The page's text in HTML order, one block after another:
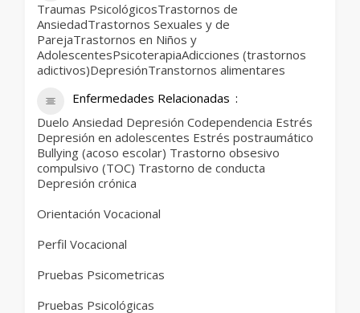
Traumas PsicológicosTrastornos de
AnsiedadTrastornos Sexuales y de
ParejaTrastornos en Niños y
AdolescentesPsicoterapiaAdicciones (trastornos
adictivos)DepresiónTranstornos alimentares
Enfermedades Relacionadas
Duelo Ansiedad Depresión Codependencia Estrés
Depresión en adolescentes Estrés postraumático
Bullying (acoso escolar) Trastorno obsesivo
compulsivo (TOC) Trastorno de conducta
Depresión crónica
Orientación Vocacional
Perfil Vocacional
Pruebas Psicometricas
Pruebas Psicológicas